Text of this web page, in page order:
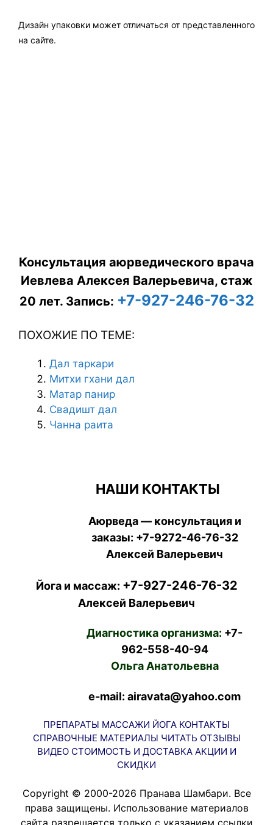
Дизайн упаковки может отличаться от представленного
на сайте.
Консультация аюрведического врача
Иевлева Алексея Валерьевича, стаж
20 лет. Запись: +7-927-246-76-32
ПОХОЖИЕ ПО ТЕМЕ:
Дал таркари
Митхи гхани дал
Матар панир
Свадишт дал
Чанна раита
НАШИ КОНТАКТЫ
Аюрведа — консультация и
заказы: +7-9272-46-76-32
Алексей Валерьевич
Йога и массаж: +7-927-246-76-32
Алексей Валерьевич
Диагностика организма: +7-
962-558-40-94
Ольга Анатольевна
e-mail: airavata@yahoo.com
ПРЕПАРАТЫ МАССАЖИ ЙОГА КОНТАКТЫ
СПРАВОЧНЫЕ МАТЕРИАЛЫ ЧИТАТЬ ОТЗЫВЫ
ВИДЕО СТОИМОСТЬ И ДОСТАВКА АКЦИИ И
СКИДКИ
Copyright © 2000-2026 Пранава Шамбари. Все
права защищены. Использование материалов
сайта разрешается только с указанием ссылки